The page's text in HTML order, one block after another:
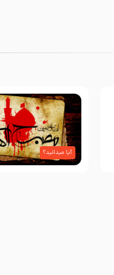
آیا میدانید؟